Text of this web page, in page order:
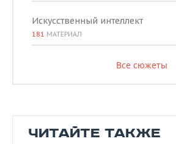
Искусственный интеллект
181 МАТЕРИАЛ
Все сюжеты
ЧИТАЙТЕ ТАКЖЕ